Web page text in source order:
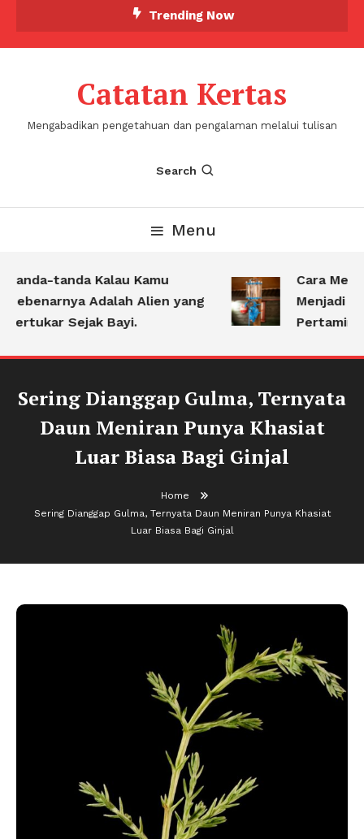
Trending Now
Catatan Kertas
Mengabadikan pengetahuan dan pengalaman melalui tulisan
Search
Menu
Tanda-tanda Kalau Kamu
Sebenarnya Adalah Alien yang
Tertukar Sejak Bayi.
Cara
Menjadi
Sering Dianggap Gulma, Ternyata
Daun Meniran Punya Khasiat
Luar Biasa Bagi Ginjal
Home
Sering Dianggap Gulma, Ternyata Daun Meniran Punya Khasiat
Luar Biasa Bagi Ginjal